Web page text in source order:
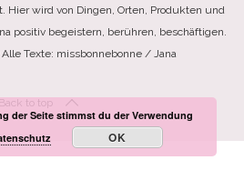
Hier wird von Dingen, Orten, Produkten und
positiv begeistern, berühren, beschäftigen.
Texte: missbonnebonne / Jana
Back to top
der Seite stimmst du der Verwendung
OK